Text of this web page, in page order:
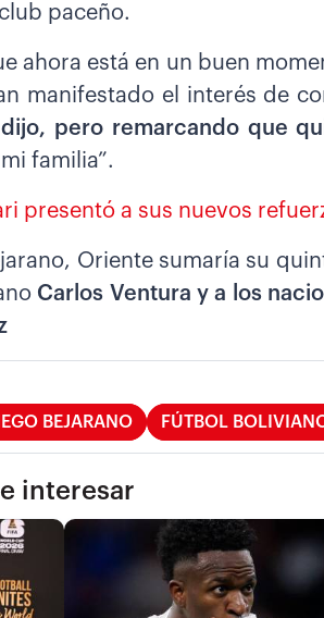
paceño.
ahora está en un buen
manifestado el interés de
pero remarcando que
familia”.
presentó a sus nuevos
Oriente sumaría su
Carlos Ventura y a los
BEJARANO FÚTBOL
interesar